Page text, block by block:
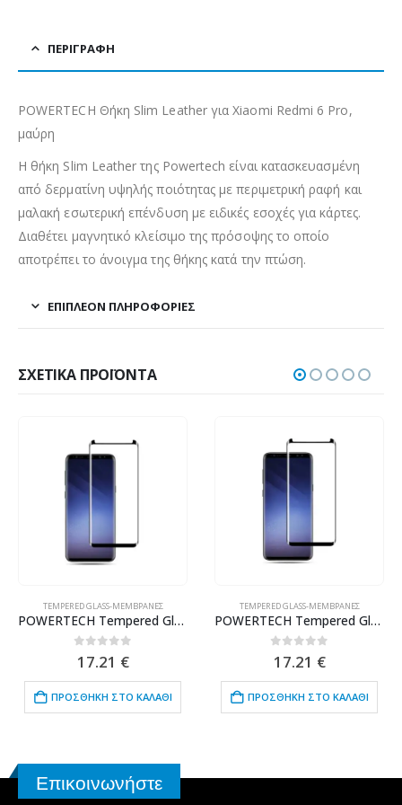
ΠΕΡΙΓΡΑΦΉ
POWERTECH Θήκη Slim Leather για Xiaomi Redmi 6 Pro,
μαύρη
H θήκη Slim Leather της Powertech είναι κατασκευασμένη
από δερματίνη υψηλής ποιότητας με περιμετρική ραφή και
μαλακή εσωτερική επένδυση με ειδικές εσοχές για κάρτες.
Διαθέτει μαγνητικό κλείσιμο της πρόσοψης το οποίο
αποτρέπει το άνοιγμα της θήκης κατά την πτώση.
ΕΠΙΠΛΈΟΝ ΠΛΗΡΟΦΟΡΊΕΣ
ΣΧΕΤΙΚΆ ΠΡΟΪΌΝΤΑ
TEMPERED GLASS-ΜΕΜΒΡΆΝΕΣ
POWERTECH Tempered Glass 3D, Mini, Full glue, για Samsung S9, Black
0out of 5
17.21 €
ΠΡΟΣΘΉΚΗ ΣΤΟ ΚΑΛΆΘΙ
TEMPERED GLASS-ΜΕΜΒΡΆΝΕΣ
POWERTECH Tempered Glass 3D TGC-0076 Samsung S8 Plus, Full glue, μαύρο
0out of 5
17.21 €
ΠΡΟΣΘΉΚΗ ΣΤΟ ΚΑΛΆΘΙ
Επικοινωνήστε